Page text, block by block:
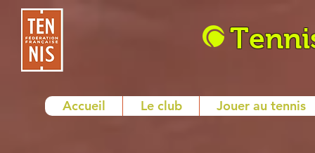
Accueil Le club Jouer au tennis